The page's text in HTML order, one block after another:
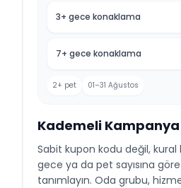
3+ gece konaklama
7+ gece konaklama
2+ pet 01–31 Ağustos
Kademeli
Sabit kupon kodu değil, kural
gece ya da pet sayısına
tanımlayın. Oda grubu,